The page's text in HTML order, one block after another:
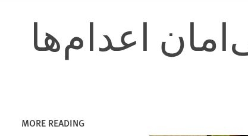
اعدام‌ها
MORE READING